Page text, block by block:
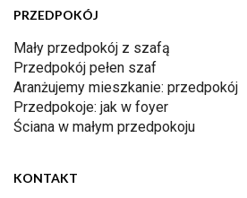
PRZEDPOKÓJ
Mały przedpokój z szafą
Przedpokój pełen szaf
Aranżujemy mieszkanie: przedpokój
Przedpokoje: jak w foyer
Ściana w małym przedpokoju
KONTAKT